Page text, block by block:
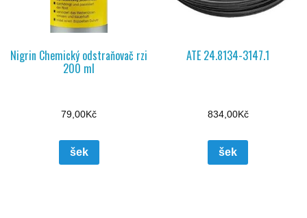
Nigrin Chemický odstraňovač rzi
200 ml
79,00Kč
šek
ATE 24.8134-3147.1
834,00Kč
šek